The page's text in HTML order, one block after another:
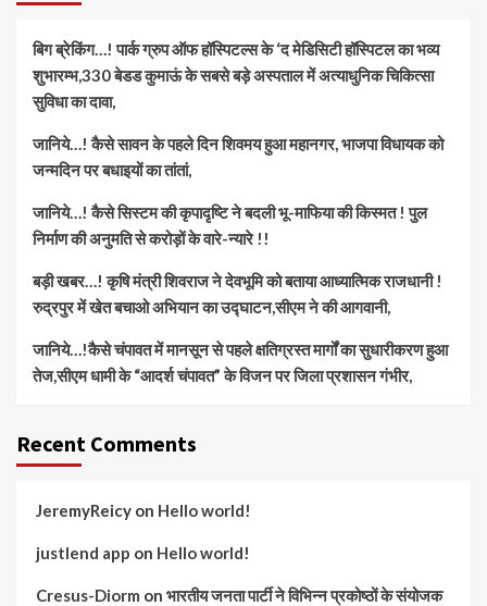
बिग ब्रेकिंग…! पार्क ग्रुप ऑफ हॉस्पिटल्स के ‘द मेडिसिटी हॉस्पिटल का भव्य
शुभारम्भ,330 बेडड कुमाऊं के सबसे बड़े अस्पताल में अत्याधुनिक चिकित्सा
सुविधा का दावा,
जानिये…! कैसे सावन के पहले दिन शिवमय हुआ महानगर, भाजपा विधायक को
जन्मदिन पर बधाइयों का तांतां,
जानिये…! कैसे सिस्टम की कृपादृष्टि ने बदली भू-माफिया की किस्मत ! पुल
निर्माण की अनुमति से करोड़ों के वारे-न्यारे !!
बड़ी खबर…! कृषि मंत्री शिवराज ने देवभूमि को बताया आध्यात्मिक राजधानी !
रुद्रपुर में खेत बचाओ अभियान का उद्घाटन,सीएम ने की आगवानी,
जानिये…!कैसे चंपावत में मानसून से पहले क्षतिग्रस्त मार्गों का सुधारीकरण हुआ
तेज,सीएम धामी के “आदर्श चंपावत” के विजन पर जिला प्रशासन गंभीर,
Recent Comments
JeremyReicy on Hello world!
justlend app on Hello world!
Cresus-Diorm on भारतीय जनता पार्टी ने विभिन्न प्रकोष्ठों के संयोजक